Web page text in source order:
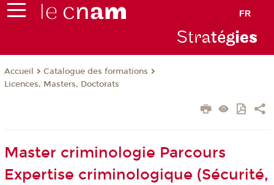
FR
Stratégies
Accueil
Catalogue des formations
Licences, Masters, Doctorats
Master criminologie Parcours
Expertise criminologique (Sécurité,